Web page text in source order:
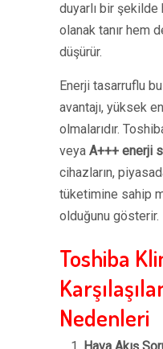
duyarlı bir
olanak tanır hem
düşürür.
Enerji tasarruflu
avantajı, yüksek
olmalarıdır.
veya A+++ enerji
cihazların,
tüketimine sahip
olduğunu gösterir.
Toshiba
Nedenleri